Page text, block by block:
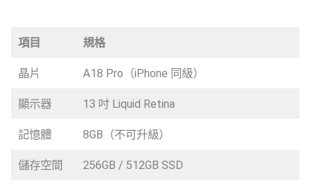
項目 規格
晶片 A18 Pro（iPhone 同級）
顯示器 13 吋 Liquid Retina
記憶體 8GB（不可升級）
儲存空間 256GB / 512GB SSD